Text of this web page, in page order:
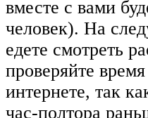
вместе с вами
человек). На
едете смотреть
проверяйте
интернете, так
час-полтора